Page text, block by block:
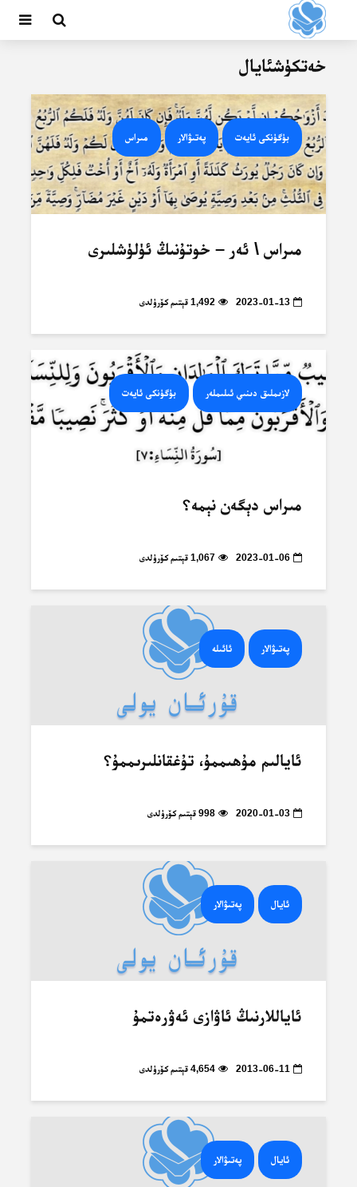
خەتكۈشئايال
بۈگۈنكى ئايەت پەتىۋالار مىراس
مىراس \ ئەر – خوتۇنىڭ ئۈلۈشلىرى
2023-01-13 1,492 قېتىم كۆرۈلدى
لازىملىق دىنىي ئىلىملەر بۈگۈنكى ئايەت
مىراس دېگەن نېمە؟
2023-01-06 1,067 قېتىم كۆرۈلدى
پەتىۋالار ئائىلە
ئايالىم مۇھىممۇ، تۇغقانلىرىممۇ؟
2020-01-03 998 قېتىم كۆرۈلدى
ئايال پەتىۋالار
ئاياللارنىڭ ئاۋازى ئەۋرەتمۇ
2013-06-11 4,654 قېتىم كۆرۈلدى
ئايال پەتىۋالار